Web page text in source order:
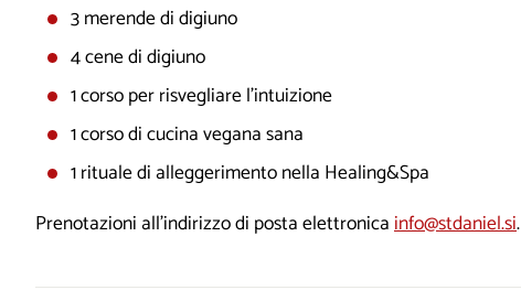
3 merende di digiuno
4 cene di digiuno
1 corso per risvegliare l’intuizione
1 corso di cucina vegana sana
1 rituale di alleggerimento nella Healing&Spa
Prenotazioni all’indirizzo di posta elettronicainfo@stdaniel.si.